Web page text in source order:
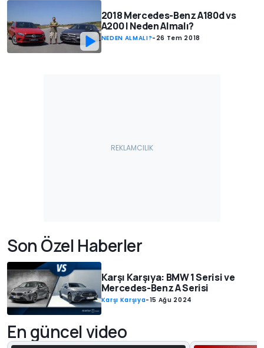
2018 Mercedes-Benz A180d vs
A200 | Neden Almalı?
NEDEN ALMALI?- 26 Tem 2018
Son Özel Haberler
Karşı Karşıya: BMW 1 Serisi ve
Mercedes-Benz A Serisi
Karşı Karşıya-15 Ağu 2024
En güncel video